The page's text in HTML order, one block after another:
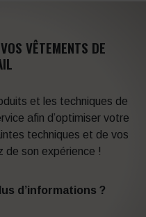
VÊTEMENTS DE
et les techniques de
afin d’optimiser votre
techniques et de vos
de son expérience !
d’informations ?